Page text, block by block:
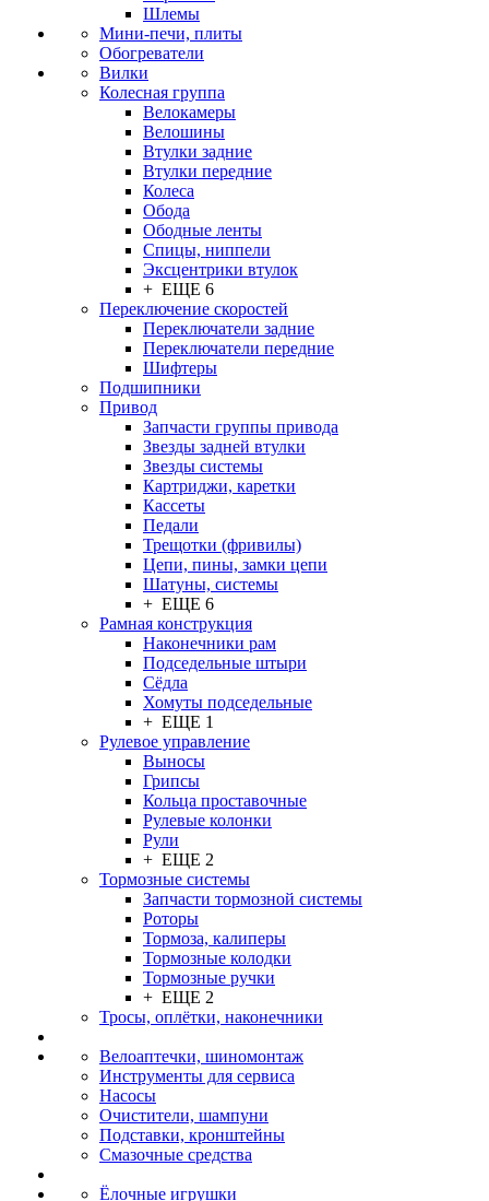
Шлемы
Мини-печи, плиты
Обогреватели
Вилки
Колесная группа
Велокамеры
Велошины
Втулки задние
Втулки передние
Колеса
Обода
Ободные ленты
Спицы, ниппели
Эксцентрики втулок
+ ЕЩЕ 6
Переключение скоростей
Переключатели задние
Переключатели передние
Шифтеры
Подшипники
Привод
Запчасти группы привода
Звезды задней втулки
Звезды системы
Картриджи, каретки
Кассеты
Педали
Трещотки (фривилы)
Цепи, пины, замки цепи
Шатуны, системы
+ ЕЩЕ 6
Рамная конструкция
Наконечники рам
Подседельные штыри
Сёдла
Хомуты подседельные
+ ЕЩЕ 1
Рулевое управление
Выносы
Грипсы
Кольца проставочные
Рулевые колонки
Рули
+ ЕЩЕ 2
Тормозные системы
Запчасти тормозной системы
Роторы
Тормоза, калиперы
Тормозные колодки
Тормозные ручки
+ ЕЩЕ 2
Тросы, оплётки, наконечники
Велоаптечки, шиномонтаж
Инструменты для сервиса
Насосы
Очистители, шампуни
Подставки, кронштейны
Смазочные средства
Ёлочные игрушки